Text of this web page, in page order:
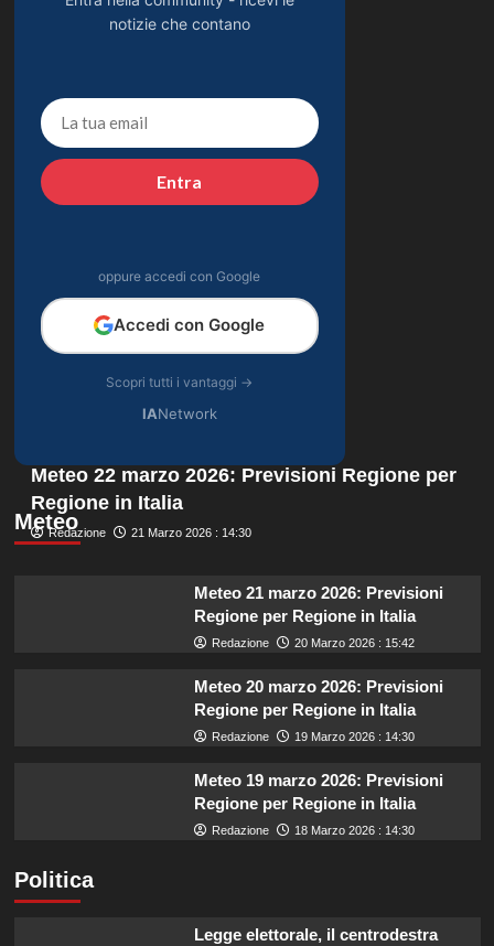
notizie che contano
Entra
oppure accedi con Google
Accedi con Google
Scopri tutti i vantaggi →
IANetwork
Meteo
Meteo 22 marzo 2026: Previsioni Regione per
Regione in Italia
Redazione 21 Marzo 2026 : 14:30
Meteo 21 marzo 2026: Previsioni
Regione per Regione in Italia
Redazione 20 Marzo 2026 : 15:42
Meteo 20 marzo 2026: Previsioni
Regione per Regione in Italia
Redazione 19 Marzo 2026 : 14:30
Meteo 19 marzo 2026: Previsioni
Regione per Regione in Italia
Redazione 18 Marzo 2026 : 14:30
Politica
Legge elettorale, il centrodestra